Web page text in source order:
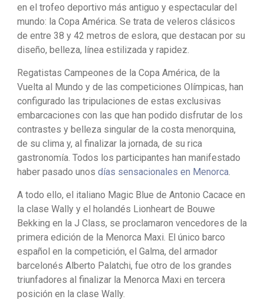
en el trofeo deportivo más antiguo y espectacular del
mundo: la Copa América. Se trata de veleros clásicos
de entre 38 y 42 metros de eslora, que destacan por su
diseño, belleza, línea estilizada y rapidez.
Regatistas Campeones de la Copa América, de la
Vuelta al Mundo y de las competiciones Olímpicas, han
configurado las tripulaciones de estas exclusivas
embarcaciones con las que han podido disfrutar de los
contrastes y belleza singular de la costa menorquina,
de su clima y, al finalizar la jornada, de su rica
gastronomía. Todos los participantes han manifestado
haber pasado unos días sensacionales en Menorca.
A todo ello, el italiano Magic Blue de Antonio Cacace en
la clase Wally y el holandés Lionheart de Bouwe
Bekking en la J Class, se proclamaron vencedores de la
primera edición de la Menorca Maxi. El único barco
español en la competición, el Galma, del armador
barcelonés Alberto Palatchi, fue otro de los grandes
triunfadores al finalizar la Menorca Maxi en tercera
posición en la clase Wally.